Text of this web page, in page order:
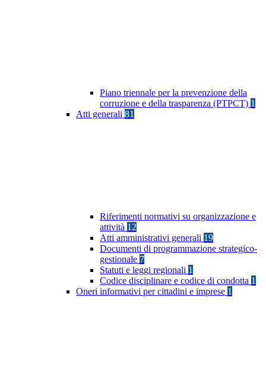
Piano triennale per la prevenzione della
corruzione e della trasparenza (PTPCT) 1
Atti generali 81
Riferimenti normativi su organizzazione e
attività 12
Atti amministrativi generali 19
Documenti di programmazione strategico-
gestionale 7
Statuti e leggi regionali 1
Codice disciplinare e codice di condotta 1
Oneri informativi per cittadini e imprese 1